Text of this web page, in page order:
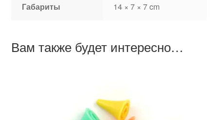
Габариты 14 × 7 × 7 cm
Вам также будет интересно…